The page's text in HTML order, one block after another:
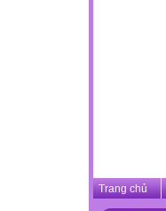
Trang chủ